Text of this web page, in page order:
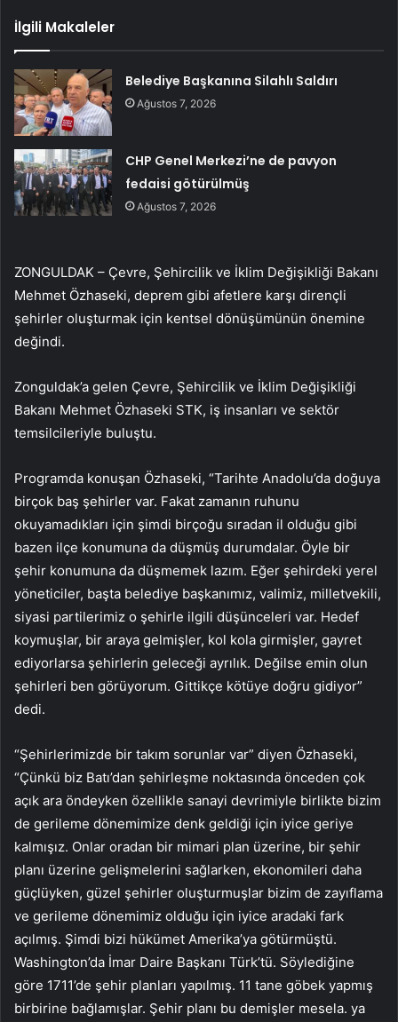
İlgili Makaleler
Belediye Başkanına Silahlı Saldırı
Ağustos 7, 2026
CHP Genel Merkezi’ne de pavyon
fedaisi götürülmüş
Ağustos 7, 2026
ZONGULDAK – Çevre, Şehircilik ve İklim Değişikliği Bakanı
Mehmet Özhaseki, deprem gibi afetlere karşı dirençli
şehirler oluşturmak için kentsel dönüşümünün önemine
değindi.
Zonguldak’a gelen Çevre, Şehircilik ve İklim Değişikliği
Bakanı Mehmet Özhaseki STK, iş insanları ve sektör
temsilcileriyle buluştu.
Programda konuşan Özhaseki, “Tarihte Anadolu’da doğuya
birçok baş şehirler var. Fakat zamanın ruhunu
okuyamadıkları için şimdi birçoğu sıradan il olduğu gibi
bazen ilçe konumuna da düşmüş durumdalar. Öyle bir
şehir konumuna da düşmemek lazım. Eğer şehirdeki yerel
yöneticiler, başta belediye başkanımız, valimiz, milletvekili,
siyasi partilerimiz o şehirle ilgili düşünceleri var. Hedef
koymuşlar, bir araya gelmişler, kol kola girmişler, gayret
ediyorlarsa şehirlerin geleceği ayrılık. Değilse emin olun
şehirleri ben görüyorum. Gittikçe kötüye doğru gidiyor”
dedi.
“Şehirlerimizde bir takım sorunlar var” diyen Özhaseki,
“Çünkü biz Batı’dan şehirleşme noktasında önceden çok
açık ara öndeyken özellikle sanayi devrimiyle birlikte bizim
de gerileme dönemimize denk geldiği için iyice geriye
kalmışız. Onlar oradan bir mimari plan üzerine, bir şehir
planı üzerine gelişmelerini sağlarken, ekonomileri daha
güçlüyken, güzel şehirler oluşturmuşlar bizim de zayıflama
ve gerileme dönemimiz olduğu için iyice aradaki fark
açılmış. Şimdi bizi hükümet Amerika’ya götürmüştü.
Washington’da İmar Daire Başkanı Türk’tü. Söylediğine
göre 1711’de şehir planları yapılmış. 11 tane göbek yapmış
birbirine bağlamışlar. Şehir planı bu demişler mesela. ya